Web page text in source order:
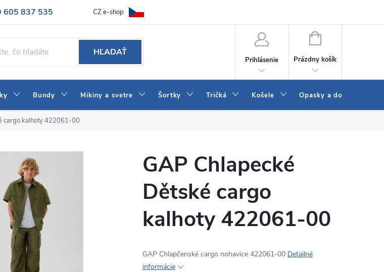
605 837 535
shop.sk
podmienky Ako vybrať džínsy Wrangler a LEE
CZ e-shop
HĽADAŤ
Prihlásenie
NÁKUPNÝ
Prázdny košík
Bundy Mikiny a svetre Šortky Tričká Košele Opasky a doplnky
cargo kalhoty 422061-00
GAP Chlapecké
Dětské cargo
kalhoty 422061-00
GAP Chlapčenské cargo nohavice 422061-00 Detailné
informácie